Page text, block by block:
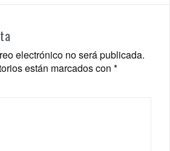
electrónico no será publicada.
están marcados con *